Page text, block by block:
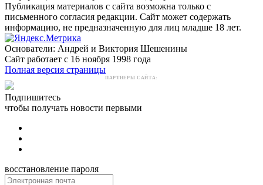
Публикация материалов с сайта возможна только с
письменного согласия редакции. Сайт может содержать
информацию, не предназначенную для лиц младше 18 лет.
Основатели: Андрей и Виктория Шешенины
Сайт работает с 16 ноября 1998 года
Полная версия страницы
ПАРТНЕРЫ САЙТА:
Подпишитесь
чтобы получать новости первыми
восстановление пароля